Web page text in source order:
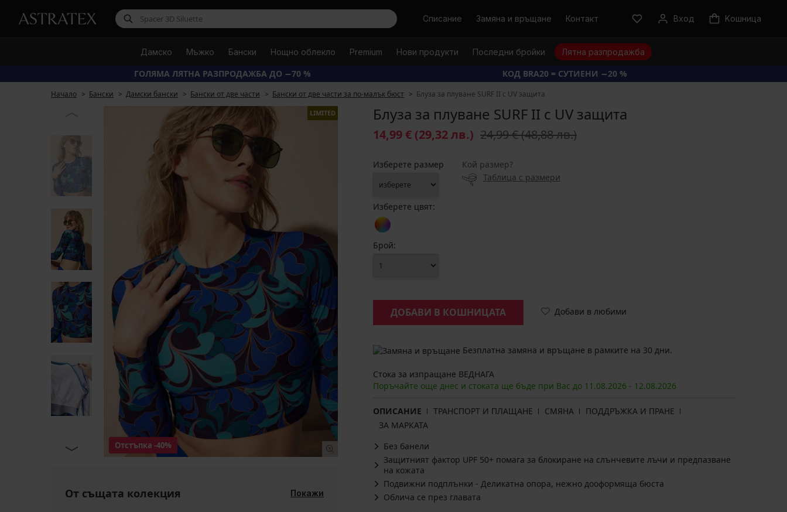
ТърсиСписание Замяна и връщане Контакт Вход Kошница
Дамско Мъжко Бански Нощно облекло Premium Нови продукти Последни бройки Лятна разпродажба
ГОЛЯМА ЛЯТНА РАЗПРОДАЖБА ДО −70 % КОД BRA20 = СУТИЕНИ −20 %
Начало Бански Дамски бански Бански от две части Бански от две части за по-малък бюст Блуза за плуване SURF II с UV защита
Отстъпка -40%
LIMITED
От същата колекция Покажи
Блуза за плуване SURF II с UV защита
14,99 € (29,32 лв.) 24,99 €(48,88 лв.)
Изберете размер
Кой размер?
Таблица с размери
Изберете цвят:
Брой:
ДОБАВИ В КОШНИЦАТА Добави в любими
Безплатна замяна и връщане в рамките на 30 дни.
Стока за изпращане ВЕДНАГА
Поръчайте още днес и стоката ще бъде при Вас до 11.08.2026 - 12.08.2026
ОПИСАНИЕ ТРАНСПОРТ И ПЛАЩАНЕ СМЯНА
ПОДДРЪЖКА И ПРАНЕ
ЗА МАРКАТА
Без банели
Защитният фактор UPF 50+ помага за блокиране на слънчевите лъчи и предпазване
на кожата
Подвижни подплънки - Деликатна опора, нежно дооформяща бюста
Облича се през главата